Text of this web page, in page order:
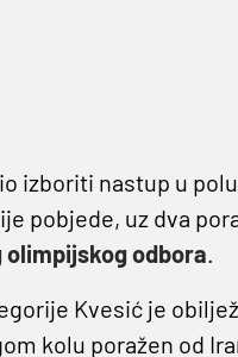
izboriti nastup u
pobjede, uz dva
olimpijskog odbora.
Kvesić je
kolu poražen od